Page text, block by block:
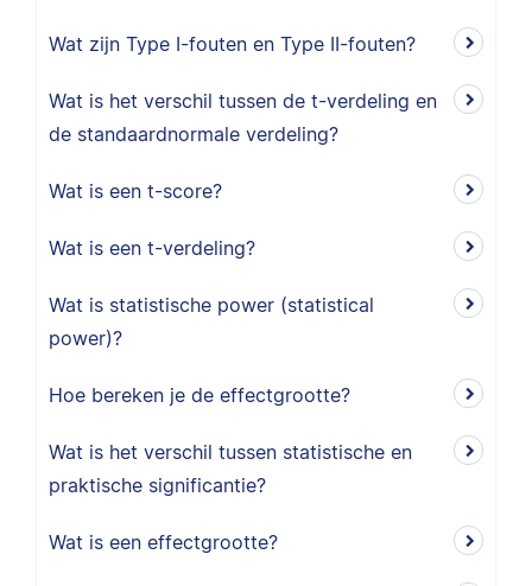
Wat zijn Type I-fouten en Type II-fouten?
Wat is het verschil tussen de t-verdeling en
de standaardnormale verdeling?
Wat is een t-score?
Wat is een t-verdeling?
Wat is statistische power (statistical
power)?
Hoe bereken je de effectgrootte?
Wat is het verschil tussen statistische en
praktische significantie?
Wat is een effectgrootte?